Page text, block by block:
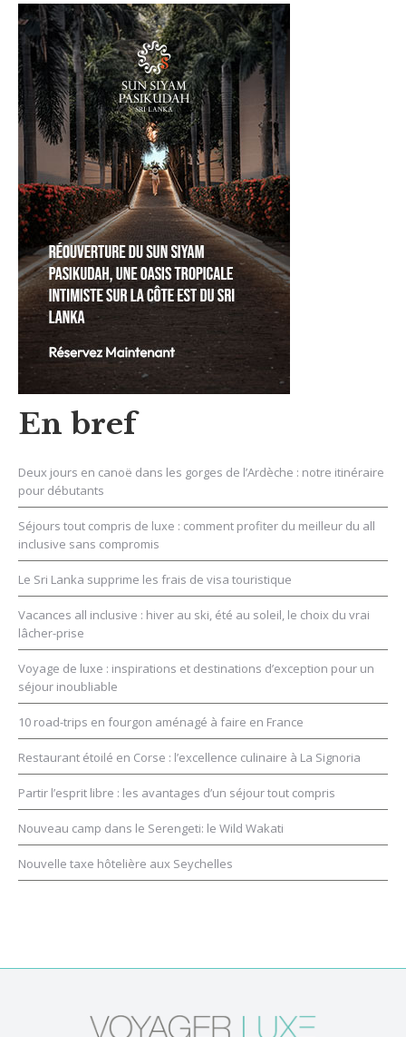
En bref
Deux jours en canoë dans les gorges de l’Ardèche : notre itinéraire
pour débutants
Séjours tout compris de luxe : comment profiter du meilleur du all
inclusive sans compromis
Le Sri Lanka supprime les frais de visa touristique
Vacances all inclusive : hiver au ski, été au soleil, le choix du vrai
lâcher-prise
Voyage de luxe : inspirations et destinations d’exception pour un
séjour inoubliable
10 road-trips en fourgon aménagé à faire en France
Restaurant étoilé en Corse : l’excellence culinaire à La Signoria
Partir l’esprit libre : les avantages d’un séjour tout compris
Nouveau camp dans le Serengeti: le Wild Wakati
Nouvelle taxe hôtelière aux Seychelles